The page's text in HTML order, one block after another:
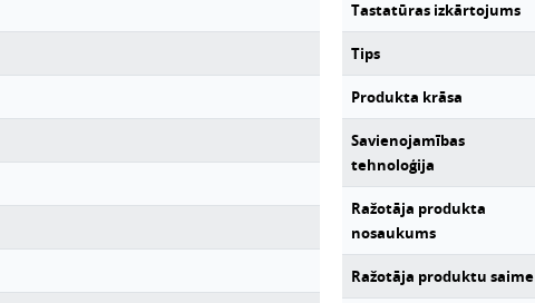
Tastatūras izkārtojums
Tips
Produkta krāsa
Savienojamības
tehnoloģija
Ražotāja produkta
nosaukums
Ražotāja produktu saime